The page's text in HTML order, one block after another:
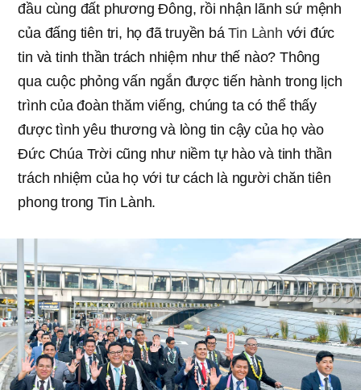
đầu cùng đất phương Đông, rồi nhận lãnh sứ mệnh
của đấng tiên tri, họ đã truyền báTin Lành với đức
tin và tinh thần trách nhiệm như thế nào? Thông
qua cuộc phỏng vấn ngắn được tiến hành trong lịch
trình của đoàn thăm viếng, chúng ta có thể thấy
được tình yêu thương và lòng tin cậy của họ vào
Đức Chúa Trời cũng như niềm tự hào và tinh thần
trách nhiệm của họ với tư cách là người chăn tiên
phong trong Tin Lành.